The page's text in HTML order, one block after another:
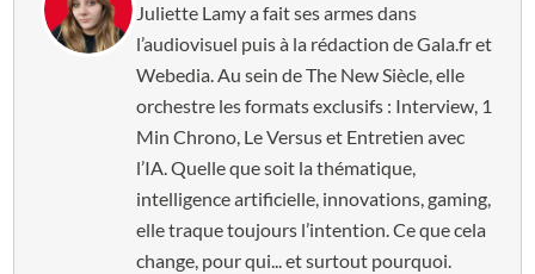
Juliette Lamy a fait ses armes dans
l’audiovisuel puis à la rédaction de Gala.fr et
Webedia. Au sein de The New Siècle, elle
orchestre les formats exclusifs : Interview, 1
Min Chrono, Le Versus et Entretien avec
l’IA. Quelle que soit la thématique,
intelligence artificielle, innovations, gaming,
elle traque toujours l’intention. Ce que cela
change, pour qui... et surtout pourquoi.